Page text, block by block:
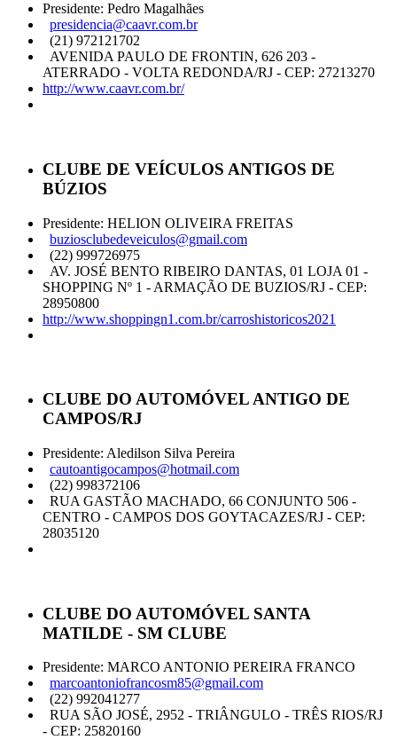
Presidente: Pedro Magalhães
presidencia@caavr.com.br
(21) 972121702
AVENIDA PAULO DE FRONTIN, 626 203 -
ATERRADO - VOLTA REDONDA/RJ - CEP: 27213270
http://www.caavr.com.br/
CLUBE DE VEÍCULOS ANTIGOS DE
BÚZIOS
Presidente: HELION OLIVEIRA FREITAS
buziosclubedeveiculos@gmail.com
(22) 999726975
AV. JOSÉ BENTO RIBEIRO DANTAS, 01 LOJA 01 -
SHOPPING Nº 1 - ARMAÇÃO DE BUZIOS/RJ - CEP:
28950800
http://www.shoppingn1.com.br/carroshistoricos2021
CLUBE DO AUTOMÓVEL ANTIGO DE
CAMPOS/RJ
Presidente: Aledilson Silva Pereira
cautoantigocampos@hotmail.com
(22) 998372106
RUA GASTÃO MACHADO, 66 CONJUNTO 506 -
CENTRO - CAMPOS DOS GOYTACAZES/RJ - CEP:
28035120
CLUBE DO AUTOMÓVEL SANTA
MATILDE - SM CLUBE
Presidente: MARCO ANTONIO PEREIRA FRANCO
marcoantoniofrancosm85@gmail.com
(22) 992041277
RUA SÃO JOSÉ, 2952 - TRIÂNGULO - TRÊS RIOS/RJ
- CEP: 25820160